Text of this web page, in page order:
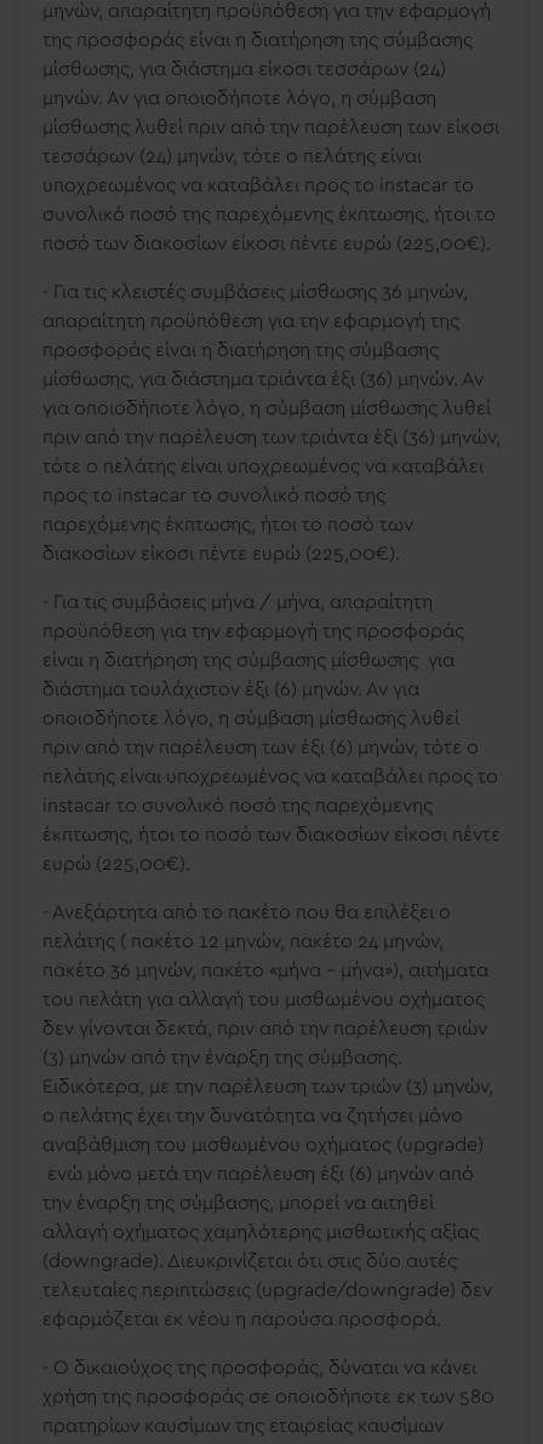
μηνών, απαραίτητη προϋπόθεση για την εφαρμογή
της προσφοράς είναι η διατήρηση της σύμβασης
μίσθωσης, για διάστημα είκοσι τεσσάρων (24)
μηνών. Αν για οποιοδήποτε λόγο, η σύμβαση
μίσθωσης λυθεί πριν από την παρέλευση των είκοσι
τεσσάρων (24) μηνών, τότε ο πελάτης είναι
υποχρεωμένος να καταβάλει προς το instacar το
συνολικό ποσό της παρεχόμενης έκπτωσης, ήτοι το
ποσό των διακοσίων είκοσι πέντε ευρώ (225,00€).
Για τις κλειστές συμβάσεις μίσθωσης 36 μηνών,
απαραίτητη προϋπόθεση για την εφαρμογή της
προσφοράς είναι η διατήρηση της σύμβασης
μίσθωσης, για διάστημα τριάντα έξι (36) μηνών. Αν
για οποιοδήποτε λόγο, η σύμβαση μίσθωσης λυθεί
πριν από την παρέλευση των τριάντα έξι (36) μηνών,
τότε ο πελάτης είναι υποχρεωμένος να καταβάλει
προς το instacar το συνολικό ποσό της
παρεχόμενης έκπτωσης, ήτοι το ποσό των
διακοσίων είκοσι πέντε ευρώ (225,00€).
- Για τις συμβάσεις μήνα / μήνα, απαραίτητη
προϋπόθεση για την εφαρμογή της προσφοράς
είναι η διατήρηση της σύμβασης μίσθωσης για
διάστημα τουλάχιστον έξι (6) μηνών. Αν για
οποιοδήποτε λόγο, η σύμβαση μίσθωσης λυθεί
πριν από την παρέλευση των έξι (6) μηνών, τότε ο
πελάτης είναι υποχρεωμένος να καταβάλει προς το
instacar το συνολικό ποσό της παρεχόμενης
έκπτωσης, ήτοι το ποσό των διακοσίων είκοσι πέντε
ευρώ (225,00€).
- Ανεξάρτητα από το πακέτο που θα επιλέξει ο
πελάτης ( πακέτο 12 μηνών, πακέτο 24 μηνών,
πακέτο 36 μηνών, πακέτο «μήνα – μήνα»), αιτήματα
του πελάτη για αλλαγή του μισθωμένου οχήματος
δεν γίνονται δεκτά, πριν από την παρέλευση τριών
(3) μηνών από την έναρξη της σύμβασης.
Ειδικότερα, με την παρέλευση των τριών (3) μηνών,
ο πελάτης έχει την δυνατότητα να ζητήσει μόνο
αναβάθμιση του μισθωμένου οχήματος (upgrade)
ενώ μόνο μετά την παρέλευση έξι (6) μηνών από
την έναρξη της σύμβασης, μπορεί να αιτηθεί
αλλαγή οχήματος χαμηλότερης μισθωτικής αξίας
(downgrade). Διευκρινίζεται ότι στις δύο αυτές
τελευταίες περιπτώσεις (upgrade/downgrade) δεν
εφαρμόζεται εκ νέου η παρούσα προσφορά.
- Ο δικαιούχος της προσφοράς, δύναται να κάνει
χρήση της προσφοράς σε οποιοδήποτε εκ των 580
πρατηρίων καυσίμων της εταιρείας καυσίμων